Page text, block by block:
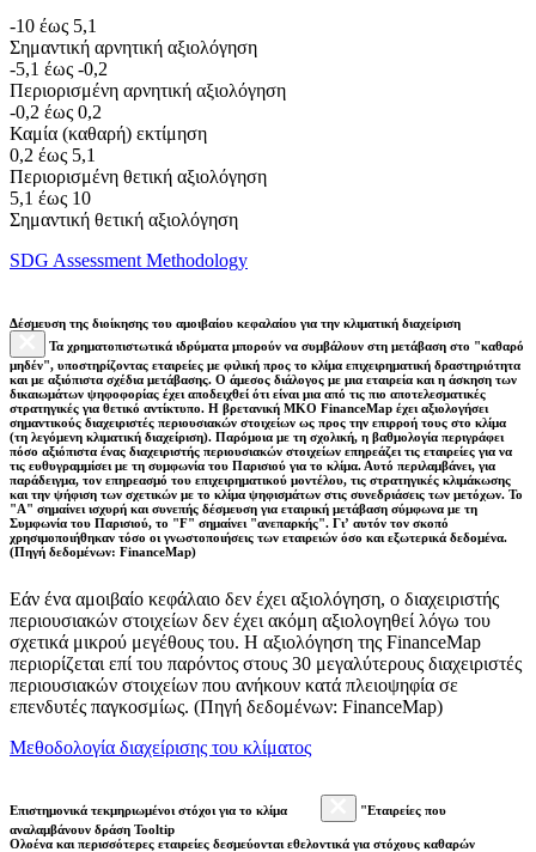
-10 έως 5,1
Σημαντική αρνητική αξιολόγηση
-5,1 έως -0,2
Περιορισμένη αρνητική αξιολόγηση
-0,2 έως 0,2
Καμία (καθαρή) εκτίμηση
0,2 έως 5,1
Περιορισμένη θετική αξιολόγηση
5,1 έως 10
Σημαντική θετική αξιολόγηση
SDG Assessment Methodology
Δέσμευση της διοίκησης του αμοιβαίου κεφαλαίου για την κλιματική διαχείριση
Τα χρηματοπιστωτικά ιδρύματα μπορούν να συμβάλουν στη μετάβαση στο "καθαρό
μηδέν", υποστηρίζοντας εταιρείες με φιλική προς το κλίμα επιχειρηματική δραστηριότητα
και με αξιόπιστα σχέδια μετάβασης. Ο άμεσος διάλογος με μια εταιρεία και η άσκηση των
δικαιωμάτων ψηφοφορίας έχει αποδειχθεί ότι είναι μια από τις πιο αποτελεσματικές
στρατηγικές για θετικό αντίκτυπο. Η βρετανική ΜΚΟ FinanceMap έχει αξιολογήσει
σημαντικούς διαχειριστές περιουσιακών στοιχείων ως προς την επιρροή τους στο κλίμα
(τη λεγόμενη κλιματική διαχείριση). Παρόμοια με τη σχολική, η βαθμολογία περιγράφει
πόσο αξιόπιστα ένας διαχειριστής περιουσιακών στοιχείων επηρεάζει τις εταιρείες για να
τις ευθυγραμμίσει με τη συμφωνία του Παρισιού για το κλίμα. Αυτό περιλαμβάνει, για
παράδειγμα, τον επηρεασμό του επιχειρηματικού μοντέλου, τις στρατηγικές κλιμάκωσης
και την ψήφιση των σχετικών με το κλίμα ψηφισμάτων στις συνεδριάσεις των μετόχων. Το
"Α" σημαίνει ισχυρή και συνεπής δέσμευση για εταιρική μετάβαση σύμφωνα με τη
Συμφωνία του Παρισιού, το "F" σημαίνει "ανεπαρκής". Γι’ αυτόν τον σκοπό
χρησιμοποιήθηκαν τόσο οι γνωστοποιήσεις των εταιρειών όσο και εξωτερικά δεδομένα.
(Πηγή δεδομένων: FinanceMap)
Εάν ένα αμοιβαίο κεφάλαιο δεν έχει αξιολόγηση, ο διαχειριστής
περιουσιακών στοιχείων δεν έχει ακόμη αξιολογηθεί λόγω του
σχετικά μικρού μεγέθους του. Η αξιολόγηση της FinanceMap
περιορίζεται επί του παρόντος στους 30 μεγαλύτερους διαχειριστές
περιουσιακών στοιχείων που ανήκουν κατά πλειοψηφία σε
επενδυτές παγκοσμίως. (Πηγή δεδομένων: FinanceMap)
Μεθοδολογία διαχείρισης του κλίματος
Επιστημονικά τεκμηριωμένοι στόχοι για το κλίμα
"Εταιρείες που
αναλαμβάνουν δράση Tooltip
Ολοένα και περισσότερες εταιρείες δεσμεύονται εθελοντικά για στόχους καθαρών